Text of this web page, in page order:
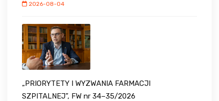
2026-08-04
„PRIORYTETY I WYZWANIA FARMACJI
SZPITALNEJ”, FW nr 34–35/2026